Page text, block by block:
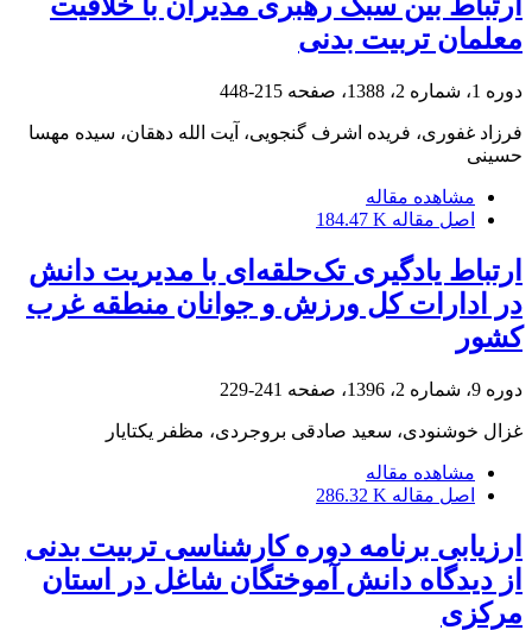
معلمان تربیت بدنی
دوره 1، شماره 2، 1388، صفحه 215-448
فرزاد غفوری، فریده اشرف گنجویی، آیت الله دهقان، سیده مهسا
حسینی
مشاهده مقاله
اصل مقاله 184.47 K
ارتباط یادگیری تک‌حلقه‌ای با مدیریت دانش
در ادارات کل ورزش و جوانان منطقه غرب
کشور
دوره 9، شماره 2، 1396، صفحه 241-229
غزال خوشنودی، سعید صادقی بروجردی، مظفر یکتایار
مشاهده مقاله
اصل مقاله 286.32 K
ارزیابی برنامه دوره کارشناسی تربیت بدنی
از دیدگاه دانش آموختگان شاغل در استان
مرکزی